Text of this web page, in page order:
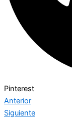
Pinterest
Anterior
Siguiente